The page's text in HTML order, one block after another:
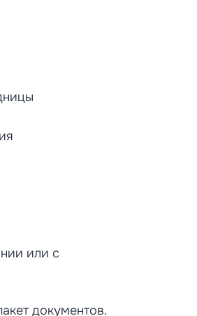
или с
документов.